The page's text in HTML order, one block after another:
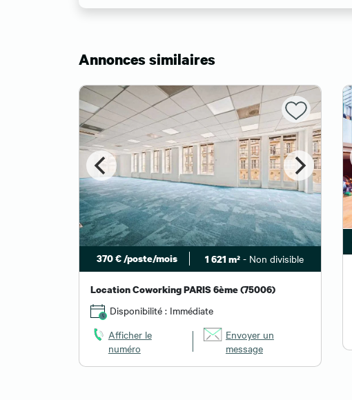
Annonces similaires
370 € /poste/mois 1 621 m² - Non divisible
Location Coworking PARIS 6ème (75006)
Disponibilité : Immédiate
Afficher le
numéro
Envoyer un
message